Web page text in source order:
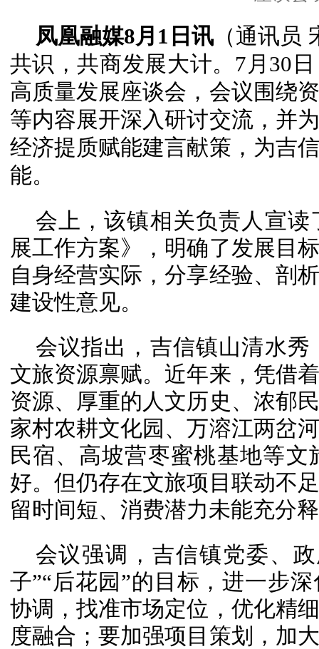
凤凰融媒8月1日讯（通讯员
共识，共商发展大计。7月30
高质量发展座谈会，会议围绕
等内容展开深入研讨交流，并
经济提质赋能建言献策，为吉
能。
会上，该镇相关负责人宣
展工作方案》，明确了发展目
自身经营实际，分享经验、剖
建设性意见。
会议指出，吉信镇山清水
文旅资源禀赋。近年来，凭借
资源、厚重的人文历史、浓郁
家村农耕文化园、万溶江两岔
民宿、高坡营枣蜜桃基地等
好。但仍存在文旅项目联动不
留时间短、消费潜力未能充分
会议强调，吉信镇党委、
子”“后花园”的目标，进一步
协调，找准市场定位，优化精
度融合；要加强项目策划，加